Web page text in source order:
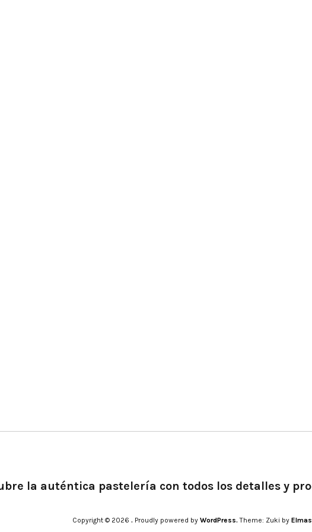
la auténtica pastelería con todos los detalles y
Copyright © 2026 . Proudly powered by WordPress. Theme: Zuki by